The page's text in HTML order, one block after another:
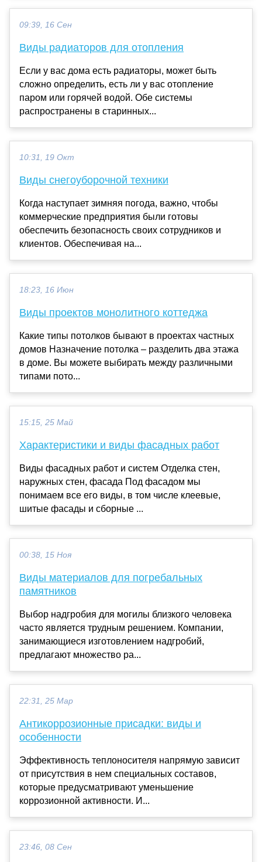
09:39, 16 Сен
Виды радиаторов для отопления
Если у вас дома есть радиаторы, может быть
сложно определить, есть ли у вас отопление
паром или горячей водой. Обе системы
распространены в старинных...
10:31, 19 Окт
Виды снегоуборочной техники
Когда наступает зимняя погода, важно, чтобы
коммерческие предприятия были готовы
обеспечить безопасность своих сотрудников и
клиентов. Обеспечивая на...
18:23, 16 Июн
Виды проектов монолитного коттеджа
Какие типы потолков бывают в проектах частных
домов Назначение потолка – разделить два этажа
в доме. Вы можете выбирать между различными
типами пото...
15:15, 25 Май
Характеристики и виды фасадных работ
Виды фасадных работ и систем Отделка стен,
наружных стен, фасада Под фасадом мы
понимаем все его виды, в том числе клеевые,
шитые фасады и сборные ...
00:38, 15 Ноя
Виды материалов для погребальных
памятников
Выбор надгробия для могилы близкого человека
часто является трудным решением. Компании,
занимающиеся изготовлением надгробий,
предлагают множество ра...
22:31, 25 Мар
Антикоррозионные присадки: виды и
особенности
Эффективность теплоносителя напрямую зависит
от присутствия в нем специальных составов,
которые предусматривают уменьшение
коррозионной активности. И...
23:46, 08 Сен